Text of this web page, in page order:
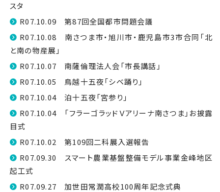
スタ
R07.10.09 第87回全国都市問題会議
R07.10.08 南さつま市・旭川市・鹿児島市3市合同「北
と南の物産展」
R07.10.07 南薩倫理法人会「市長講話」
R07.10.05 鳥越十五夜「シベ踊り」
R07.10.04 泊十五夜「宮参り」
R07.10.04 「フラーゴラッドＶアリーナ南さつま」お披露
目式
R07.10.02 第109回二科展入選報告
R07.09.30 スマート農業基盤整備モデル事業金峰地区
起工式
R07.09.27 加世田常潤高校100周年記念式典